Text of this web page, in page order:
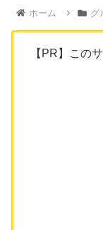
ホーム グ
【PR】この